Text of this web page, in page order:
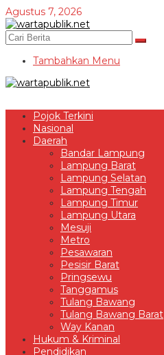
Lewati
ke
konten
Agustus 7, 2026
Tambahkan Menu
Pojok Terkini
Nasional
Daerah
Bandar Lampung
Lampung Barat
Lampung Selatan
Lampung Tengah
Lampung Timur
Lampung Utara
Mesuji
Metro
Pesawaran
Pesisir Barat
Pringsewu
Tanggamus
Tulang Bawang
Tulang Bawang Barat
Way Kanan
Hukum & Kriminal
Pendidikan